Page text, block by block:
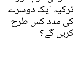
ترکیہ ایک دوسرے
کی مدد کس طرح
کریں گے؟